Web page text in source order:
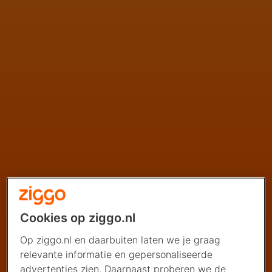
Cookies op ziggo.nl
Op ziggo.nl en daarbuiten laten we je graag
relevante informatie en gepersonaliseerde
advertenties zien. Daarnaast proberen we de